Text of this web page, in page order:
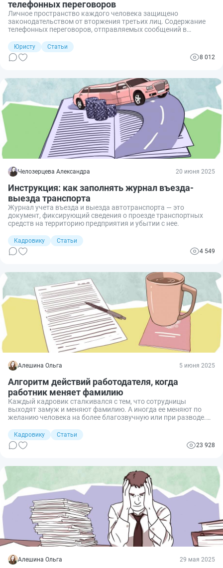
телефонных переговоров
Личное пространство каждого человека защищено
законодательством от вторжения третьих лиц. Содержание
телефонных переговоров, отправляемых сообщений в
оставаться секретом для посторонних, если сам гражданин не
хочет разглашать такую информацию. За неправомерное
ознакомление с такими сведениями или их разглашение
Давайте разбираться, что грозит за разглашение тайны
Юристу
Статьи
8 012
Челозерцева Александра 20 июня 2025
Инструкция: как заполнять журнал въезда-
выезда транспорта
Журнал учета въезда и выезда автотранспорта — это
документ, фиксирующий сведения о проезде транспортных
средств на территорию предприятия и убытии с нее.
Кадровику
Статьи
4 549
Алешина Ольга 5 июня 2025
Алгоритм действий работодателя, когда
работник меняет фамилию
Каждый кадровик сталкивался с тем, что сотрудницы
выходят замуж и меняют фамилию. А иногда ее меняют по
желанию человека на более благозвучную или при разводе.
работником: какие документы оформить и в какие
уполномоченные организации об этом сообщить.
Кадровику
Статьи
23 928
Алешина Ольга 29 мая 2025